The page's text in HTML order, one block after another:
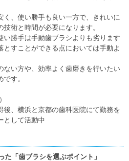
く、使い勝手も良い一方で、きれいに
術と時間が必要になります。
い勝手は手動歯ブラシよりも劣ります
すことができる点においては手動よ
ない方や、効率よく歯磨きを行いたい
す。
後、横浜と京都の歯科医院にて勤務を
として活動中
た「歯ブラシを選ぶポイント」